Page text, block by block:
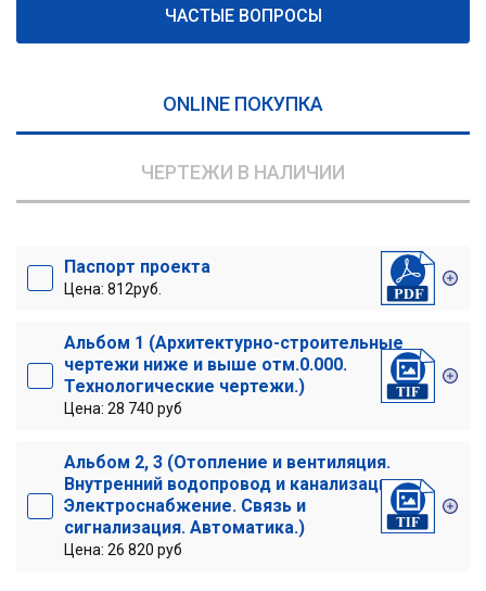
ЧАСТЫЕ ВОПРОСЫ
ONLINE ПОКУПКА
ЧЕРТЕЖИ В НАЛИЧИИ
Паспорт проекта
Цена: 812руб.
Альбом 1 (Архитектурно-строительные
чертежи ниже и выше отм.0.000.
Технологические чертежи.)
Цена: 28 740 руб
Альбом 2, 3 (Отопление и вентиляция.
Внутренний водопровод и канализация.
Электроснабжение. Связь и
сигнализация. Автоматика.)
Цена: 26 820 руб